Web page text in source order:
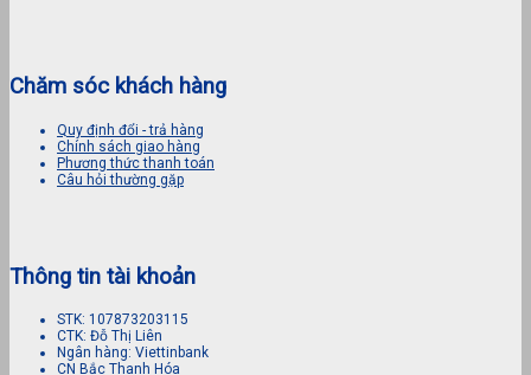
Chăm sóc khách hàng
Quy định đổi - trả hàng
Chính sách giao hàng
Phương thức thanh toán
Câu hỏi thường gặp
Thông tin tài khoản
STK: 107873203115
CTK: Đỗ Thị Liên
Ngân hàng: Viettinbank
CN Bắc Thanh Hóa